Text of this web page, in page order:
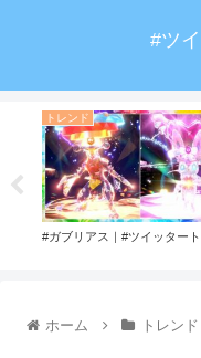
#ツ
トレンド
#ガブリアス｜#ツイッター
ホーム トレンド